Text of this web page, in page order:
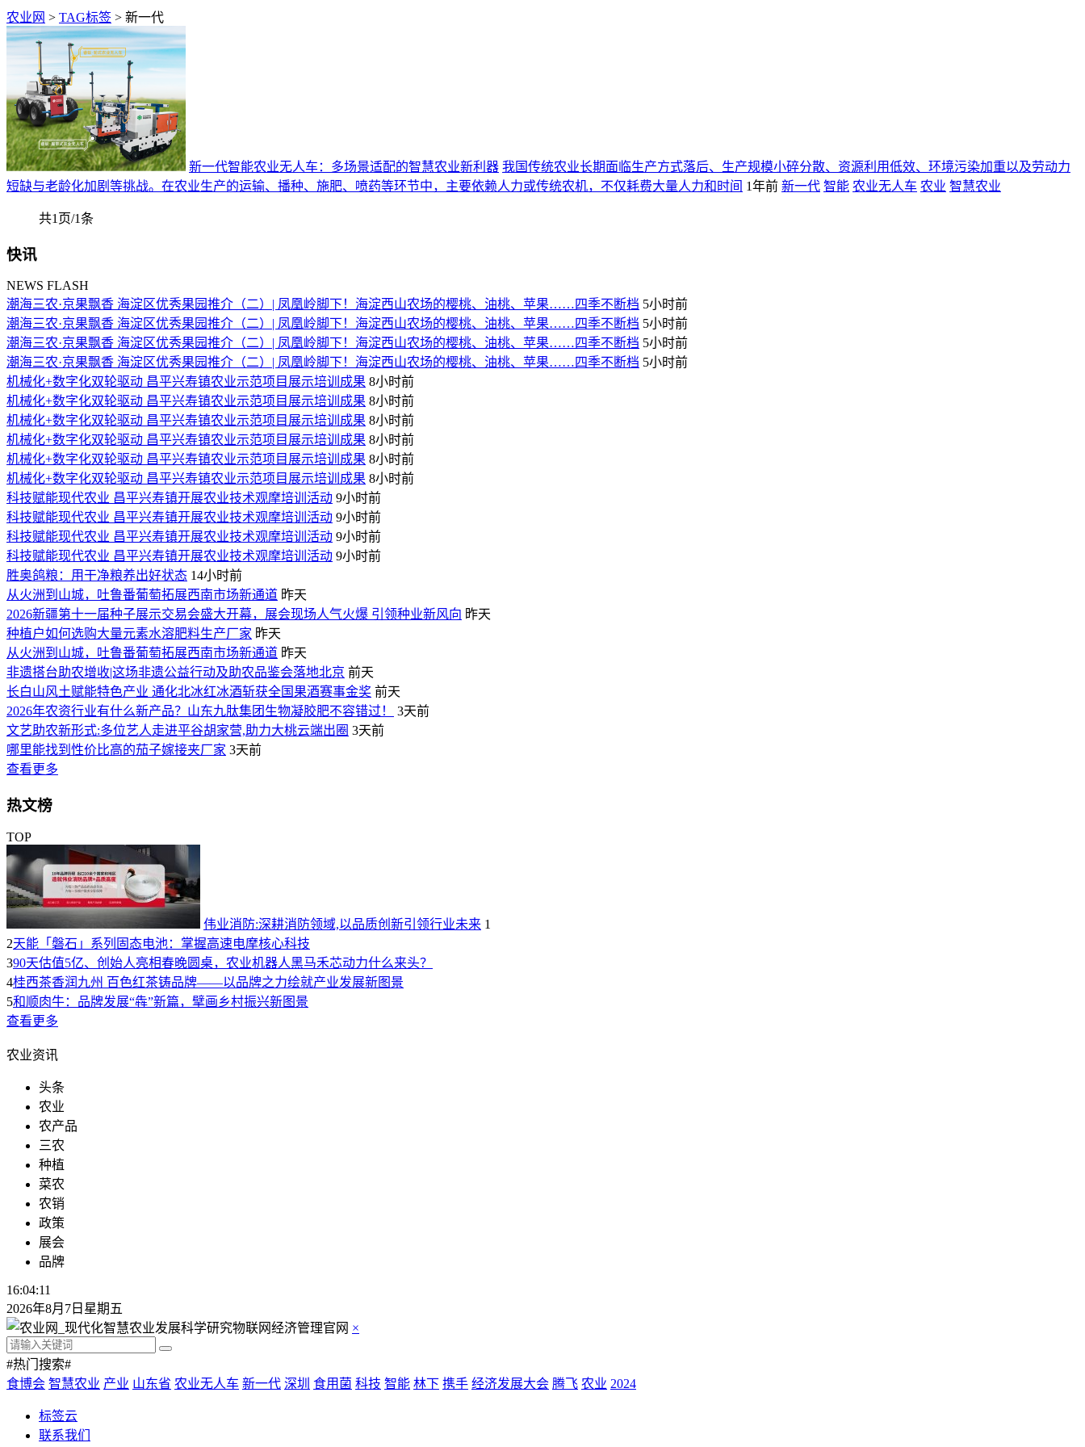
农业网 > TAG标签 > 新一代
新一代智能农业无人车：多场景适配的智慧农业新利器 我国传统农业长期面临生产方式落后、生产规模小碎分散、资源利用低效、环境污染加重以及劳动力
短缺与老龄化加剧等挑战。在农业生产的运输、播种、施肥、喷药等环节中，主要依赖人力或传统农机，不仅耗费大量人力和时间 1年前 新一代 智能 农业无人车 农业 智慧农业
共1页/1条
快讯
NEWS FLASH
潮海三农·京果飘香 海淀区优秀果园推介（二）| 凤凰岭脚下！海淀西山农场的樱桃、油桃、苹果……四季不断档 5小时前
潮海三农·京果飘香 海淀区优秀果园推介（二）| 凤凰岭脚下！海淀西山农场的樱桃、油桃、苹果……四季不断档 5小时前
潮海三农·京果飘香 海淀区优秀果园推介（二）| 凤凰岭脚下！海淀西山农场的樱桃、油桃、苹果……四季不断档 5小时前
潮海三农·京果飘香 海淀区优秀果园推介（二）| 凤凰岭脚下！海淀西山农场的樱桃、油桃、苹果……四季不断档 5小时前
机械化+数字化双轮驱动 昌平兴寿镇农业示范项目展示培训成果 8小时前
机械化+数字化双轮驱动 昌平兴寿镇农业示范项目展示培训成果 8小时前
机械化+数字化双轮驱动 昌平兴寿镇农业示范项目展示培训成果 8小时前
机械化+数字化双轮驱动 昌平兴寿镇农业示范项目展示培训成果 8小时前
机械化+数字化双轮驱动 昌平兴寿镇农业示范项目展示培训成果 8小时前
机械化+数字化双轮驱动 昌平兴寿镇农业示范项目展示培训成果 8小时前
​科技赋能现代农业 昌平兴寿镇开展农业技术观摩培训活动 9小时前
​科技赋能现代农业 昌平兴寿镇开展农业技术观摩培训活动 9小时前
​科技赋能现代农业 昌平兴寿镇开展农业技术观摩培训活动 9小时前
​科技赋能现代农业 昌平兴寿镇开展农业技术观摩培训活动 9小时前
胜奥鸽粮：用干净粮养出好状态 14小时前
从火洲到山城，吐鲁番葡萄拓展西南市场新通道 昨天
2026新疆第十一届种子展示交易会盛大开幕，展会现场人气火爆 引领种业新风向 昨天
种植户如何选购大量元素水溶肥料生产厂家 昨天
从火洲到山城，吐鲁番葡萄拓展西南市场新通道 昨天
非遗搭台助农增收|这场非遗公益行动及助农品鉴会落地北京 前天
长白山风土赋能特色产业 通化北冰红冰酒斩获全国果酒赛事金奖 前天
2026年农资行业有什么新产品？山东九肽集团生物凝胶肥不容错过！
3天前
文艺助农新形式:多位艺人走进平谷胡家营,助力大桃云端出圈 3天前
哪里能找到性价比高的茄子嫁接夹厂家 3天前
查看更多
热文榜
TOP
伟业消防:深耕消防领域,以品质创新引领行业未来 1
2天能「磐石」系列固态电池：掌握高速电摩核心科技
390天估值5亿、创始人亮相春晚圆桌，农业机器人黑马禾芯动力什么来头？
4桂西茶香润九州 百色红茶铸品牌——以品牌之力绘就产业发展新图景
5和顺肉牛：品牌发展“犇”新篇，擘画乡村振兴新图景
查看更多
农业资讯
头条
农业
农产品
三农
种植
菜农
农销
政策
展会
品牌
16:04:12
2026年8月7日星期五
×
#热门搜索#
食博会 智慧农业 产业 山东省 农业无人车 新一代 深圳 食用菌 科技 智能 林下 携手 经济发展大会 腾飞 农业 2024
标签云
联系我们